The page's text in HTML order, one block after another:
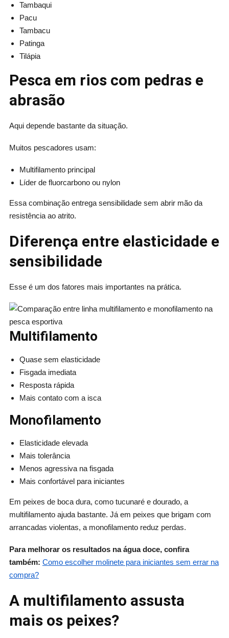
Tambaqui
Pacu
Tambacu
Patinga
Tilápia
Pesca em rios com pedras e
abrasão
Aqui depende bastante da situação.
Muitos pescadores usam:
Multifilamento principal
Líder de fluorcarbono ou nylon
Essa combinação entrega sensibilidade sem abrir mão da
resistência ao atrito.
Diferença entre elasticidade e
sensibilidade
Esse é um dos fatores mais importantes na prática.
Multifilamento
Quase sem elasticidade
Fisgada imediata
Resposta rápida
Mais contato com a isca
Monofilamento
Elasticidade elevada
Mais tolerância
Menos agressiva na fisgada
Mais confortável para iniciantes
Em peixes de boca dura, como tucunaré e dourado, a
multifilamento ajuda bastante. Já em peixes que brigam com
arrancadas violentas, a monofilamento reduz perdas.
Para melhorar os resultados na água doce, confira
também: Como escolher molinete para iniciantes sem errar na
compra?
A multifilamento assusta
mais os peixes?